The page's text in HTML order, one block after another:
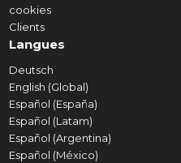
cookies
Clients
Langues
Deutsch
English (Global)
Español (España)
Español (Latam)
Español (Argentina)
Español (México)